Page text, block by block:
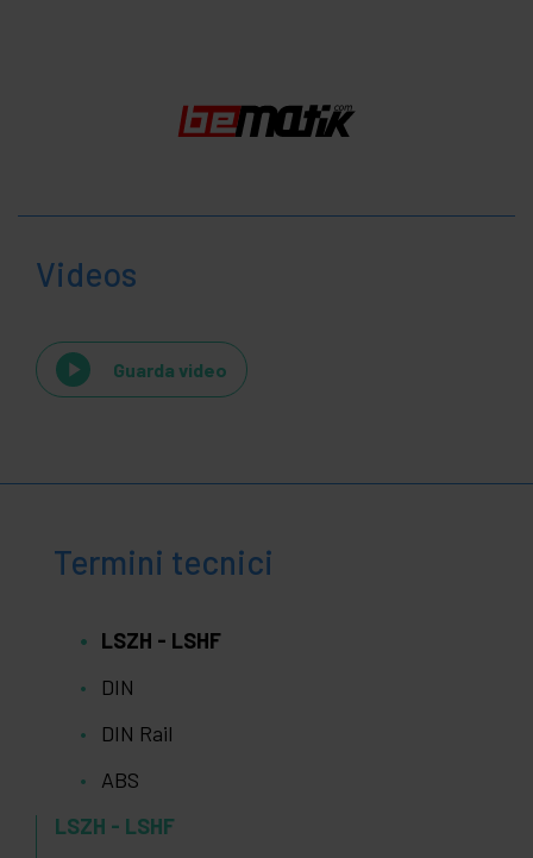
Videos
Guarda video
Termini tecnici
LSZH - LSHF
DIN
DIN Rail
ABS
LSZH - LSHF